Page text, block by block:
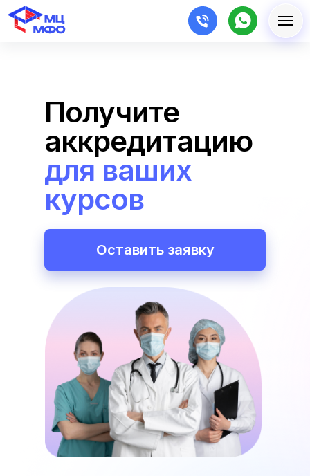
Получите
аккредитацию
для ваших
курсов
Оставить заявку